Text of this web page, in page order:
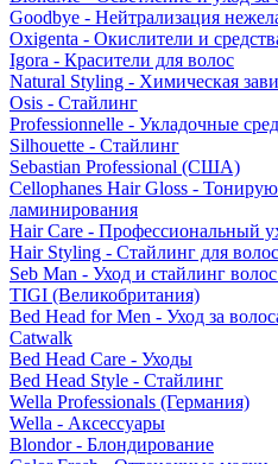
Goodbye - Нейтрализация
Oxigenta - Окислители и
Igora - Красители для волос
Natural Styling - Химическая
Osis - Стайлинг
Professionnelle - Укладочные
Silhouette - Стайлинг
Sebastian Professional (США)
Cellophanes Hair Gloss -
ламинирования
Hair Care - Профессиональный
Hair Styling - Стайлинг для волос
Seb Man - Уход и стайлинг
TIGI (Великобритания)
Bed Head for Men - Уход за
Catwalk
Bed Head Care - Уходы
Bed Head Style - Стайлинг
Wella Professionals (Германия)
Wella - Аксессуары
Blondor - Блондирование